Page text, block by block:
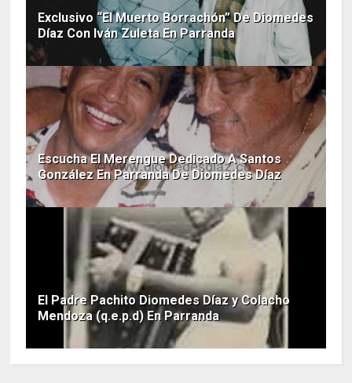
Exclusivo “El Muerto Borrachón” De Diomedes
Díaz Con Iván Zuleta En Parranda
Escucha El Merengue Dedicado A Santos
González En Parranda De Diomedes Díaz
El Padre Pachito Diomedes Díaz y Colacho
Mendoza (q.e.p.d) En Parranda